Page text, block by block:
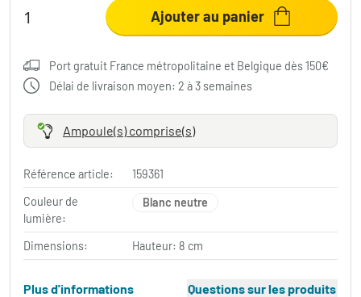
Ajouter au panier
Port gratuit France métropolitaine et Belgique dès 150€
Délai de livraison moyen: 2 à 3 semaines
Ampoule(s) comprise(s)
Référence article:
159361
Couleur de
lumière:
Blanc neutre
Dimensions: Hauteur: 8 cm
Plus d'informations
Questions sur les produits